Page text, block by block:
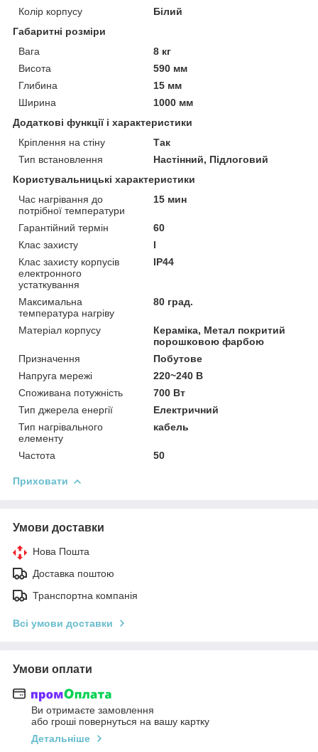
Колір корпусу
Білий
Габаритні розміри
Вага
8 кг
Висота
590 мм
Глибина
15 мм
Ширина
1000 мм
Додаткові функції і характеристики
Кріплення на стіну
Так
Тип встановлення
Настінний, Підлоговий
Користувальницькі характеристики
Час нагрівання до
потрібної температури
15 мин
Гарантійний термін
60
Клас захисту
I
Клас захисту корпусів
електронного
устаткування
IP44
Максимальна
температура нагріву
80 град.
Матеріал корпусу
Кераміка, Метал покритий
порошковою фарбою
Призначення
Побутове
Напруга мережі
220~240 В
Споживана потужність
700 Вт
Тип джерела енергії
Електричний
Тип нагрівального
елементу
кабель
Частота 50
Приховати
Умови доставки
Нова Пошта
Доставка поштою
Транспортна компанія
Всі умови доставки
Умови оплати
Ви отримаєте замовлення
або гроші повернуться на вашу картку
Детальніше